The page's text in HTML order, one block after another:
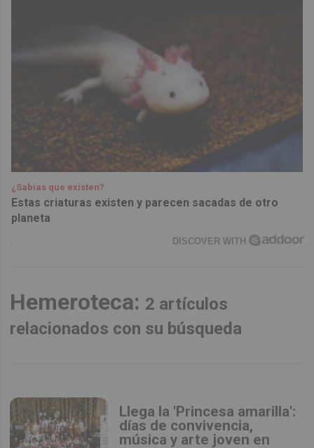
¿Sabías que existen?
Estas criaturas existen y parecen sacadas de otro
planeta
DISCOVER WITH
Hemeroteca: 2 artículos
relacionados con su búsqueda
Llega la 'Princesa amarilla':
días de convivencia,
música y arte joven en